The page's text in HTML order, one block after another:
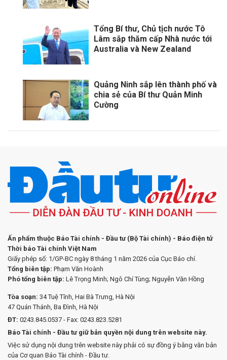
Tổng Bí thư, Chủ tịch nước Tô
Lâm sắp thăm cấp Nhà nước tới
Australia và New Zealand
Quảng Ninh sắp lên thành phố và
chia sẻ của Bí thư Quản Minh
Cường
Ấn phẩm thuộc Báo Tài chính - Đầu tư (Bộ Tài chính) - Báo điện tử
Thời báo Tài chính Việt Nam
Giấy phép số: 1/GP-BC ngày 8 tháng 1 năm 2026 của Cục Báo chí.
Tổng biên tập: Phạm Văn Hoành
Phó tổng biên tập: Lê Trọng Minh; Ngô Chí Tùng; Nguyễn Văn Hồng
Tòa soạn: 34 Tuệ Tĩnh, Hai Bà Trưng, Hà Nội
47 Quán Thánh, Ba Đình, Hà Nội
ĐT: 0243.845.0537 - Fax: 0243.823.5281
Báo Tài chính - Đầu tư giữ bản quyền nội dung trên website này.
Việc sử dụng nội dung trên website này phải có sự đồng ý bằng văn bản
của Cơ quan Báo Tài chính - Đầu tư.